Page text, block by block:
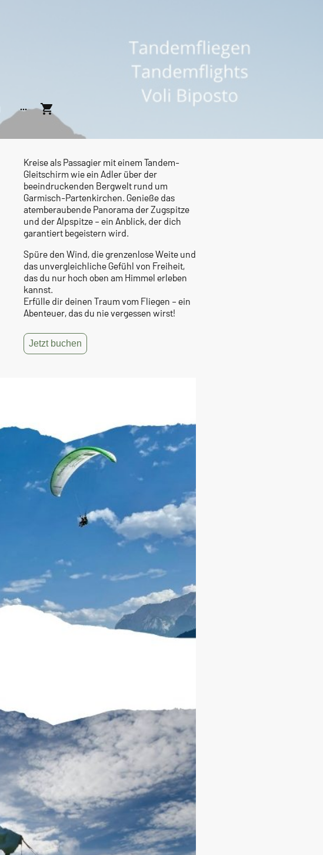
Kreise als Passagier mit einem Tandem-
Gleitschirm wie ein Adler über der
beeindruckenden Bergwelt rund um
Garmisch-Partenkirchen. Genieße das
atemberaubende Panorama derZugspitze
und derAlpspitze– ein Anblick, der dich
garantiert begeistern wird.
Spüre den Wind, die grenzenlose Weite und
das unvergleichliche Gefühl von Freiheit,
das du nur hoch oben am Himmel erleben
kannst.
Erfülle dir deinen Traum vom Fliegen – ein
Abenteuer, das du nie vergessen wirst!
Jetzt buchen